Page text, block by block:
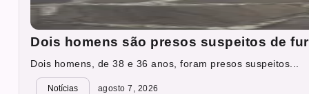
Dois homens são presos suspeitos de
Dois homens, de 38 e 36 anos, foram presos suspeitos...
Notícias agosto 7, 2026